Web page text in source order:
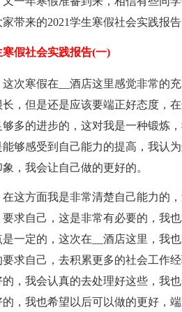
家带来的2021学生寒假社会实践报
寒假社会实践报告(一)
这次寒假在__酒店这里感觉非常的
长，但是还是应该要端正好态度，
够多的进步的，这对我是一种锻炼
能够感受到自己能力的提高，我认
象，我会让自己做的更好的。
在这方面我是非常清楚自己能力的
要求自己，这是非常有必要的，我
是一定的，这次在__酒店这里，我
要求自己，去积累更多的社会工作
的，我会认真的去处理好这些，我
的，我也希望以后可以做的更好，